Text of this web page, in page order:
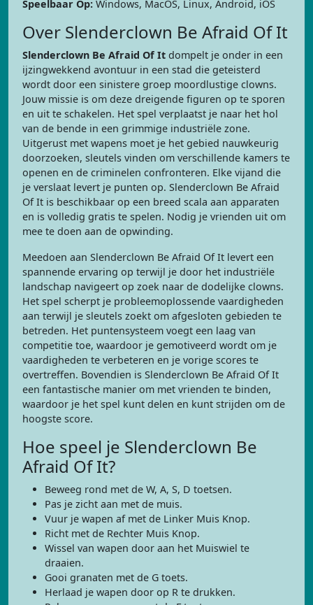
Speelbaar Op: Windows, MacOS, Linux, Android, iOS
Over Slenderclown Be Afraid Of It
Slenderclown Be Afraid Of It dompelt je onder in een
ijzingwekkend avontuur in een stad die geteisterd
wordt door een sinistere groep moordlustige clowns.
Jouw missie is om deze dreigende figuren op te sporen
en uit te schakelen. Het spel verplaatst je naar het hol
van de bende in een grimmige industriële zone.
Uitgerust met wapens moet je het gebied nauwkeurig
doorzoeken, sleutels vinden om verschillende kamers te
openen en de criminelen confronteren. Elke vijand die
je verslaat levert je punten op. Slenderclown Be Afraid
Of It is beschikbaar op een breed scala aan apparaten
en is volledig gratis te spelen. Nodig je vrienden uit om
mee te doen aan de opwinding.
Meedoen aan Slenderclown Be Afraid Of It levert een
spannende ervaring op terwijl je door het industriële
landschap navigeert op zoek naar de dodelijke clowns.
Het spel scherpt je probleemoplossende vaardigheden
aan terwijl je sleutels zoekt om afgesloten gebieden te
betreden. Het puntensysteem voegt een laag van
competitie toe, waardoor je gemotiveerd wordt om je
vaardigheden te verbeteren en je vorige scores te
overtreffen. Bovendien is Slenderclown Be Afraid Of It
een fantastische manier om met vrienden te binden,
waardoor je het spel kunt delen en kunt strijden om de
hoogste score.
Hoe speel je Slenderclown Be
Afraid Of It?
Beweeg rond met de W, A, S, D toetsen.
Pas je zicht aan met de muis.
Vuur je wapen af met de Linker Muis Knop.
Richt met de Rechter Muis Knop.
Wissel van wapen door aan het Muiswiel te
draaien.
Gooi granaten met de G toets.
Herlaad je wapen door op R te drukken.